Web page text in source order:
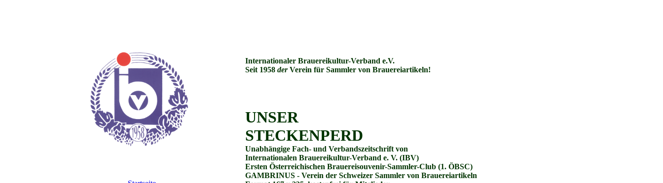
Internationaler Brauereikultur-Verband e.V.
Seit 1958 derVerein für Sammler von Brauereiartikeln!
UNSER
STECKENPERD
Unabhängige Fach- und Verbandszeitschrift von
Internationalen Brauereikultur-Verband e. V. (IBV)
Ersten Österreichischen Brauereisouvenir-Sammler-Club (1. ÖBSC)
GAMBRINUS - Verein der Schweizer Sammler von Brauereiartikeln